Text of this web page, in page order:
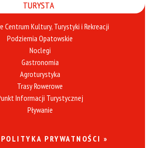
TURYSTA
Centrum Kultury, Turystyki i Rekreacji
Podziemia Opatowskie
Noclegi
Gastronomia
Agroturystyka
Trasy Rowerowe
Informacji Turystycznej
Pływanie
PRYWATNOŚCI »